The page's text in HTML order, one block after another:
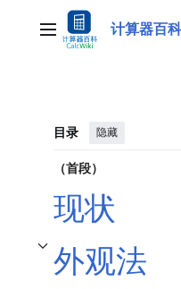
主菜单 计算器百科
目录 隐藏
（首段）
现状
外观法
开关外观法子章节